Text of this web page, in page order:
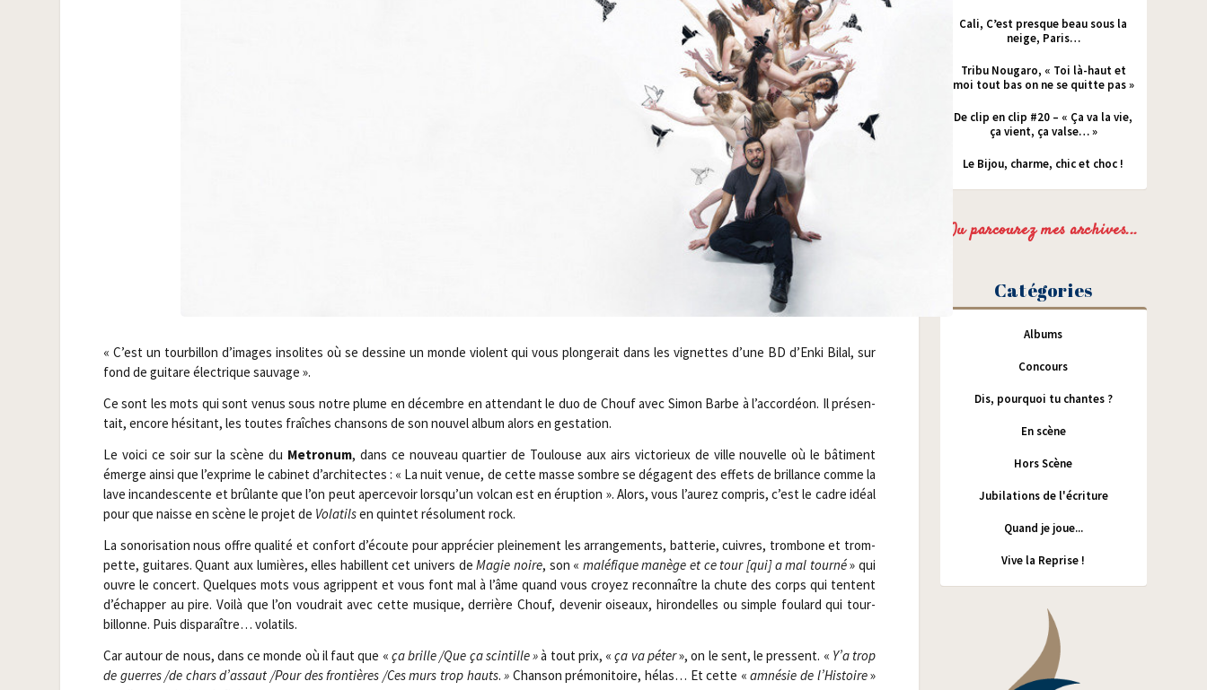
« C’est un tour­billon d’images inso­lites où se des­sine un monde violent qui vous plon­ge­rait dans les vignettes d’une BD d’Enki Bilal, sur
fond de gui­tare élec­trique sauvage ».
Ce sont les mots qui sont venus sous notre plume en décembre en atten­dant le duo de Chouf avec Simon Barbe à l’accordéon. Il pré­sen­
tait, encore hési­tant, les toutes fraîches chan­sons de son nou­vel album alors en gestation.
Le voi­ci ce soir sur la scène du Metro­num, dans ce nou­veau quar­tier de Tou­louse aux airs vic­to­rieux de ville nou­velle où le bâti­ment
émerge ain­si que l’exprime le cabi­net d’architectes : « La nuit venue, de cette masse sombre se dégagent des effets de brillance comme la
lave incan­des­cente et brû­lante que l’on peut aper­ce­voir lorsqu’un vol­can est en érup­tion ». Alors, vous l’aurez com­pris, c’est le cadre idéal
pour que naisse en scène le pro­jet de Vola­tilsen quin­tet réso­lu­ment rock.
La sono­ri­sa­tion nous offre qua­li­té et confort d’écoute pour appré­cier plei­ne­ment les arran­ge­ments, bat­te­rie, cuivres, trom­bone et trom­
pette, gui­tares. Quant aux lumières, elles habillent cet uni­vers deMagie noire, son « malé­fique manège et ce tour [qui] a mal tour­né» qui
ouvre le concert. Quelques mots vous agrippent et vous font mal à l’âme quand vous croyez recon­naître la chute des corps qui tentent
d’échapper au pire. Voi­là que l’on vou­drait avec cette musique, der­rière Chouf, deve­nir oiseaux, hiron­delles ou simple fou­lard qui tour­
billonne. Puis dis­pa­raître… volatils.
Car autour de nous, dans ce monde où il faut que « ça brille /​Que ça scin­tille »à tout prix, «ça va péter», on le sent, le pressent. « Y’a trop
de guerres /​de chars d’assaut /​Pour des fron­tières /​Ces murs trop hauts. » Chan­son pré­mo­ni­toire, hélas… Et cette «amné­sie de l’Histoire»
Cali, C’est presque beau sous la
neige, Paris…
Tribu Nougaro, « Toi là-haut et
moi tout bas on ne se quitte pas »
De clip en clip #20 – « Ça va la vie,
ça vient, ça valse… »
Le Bijou, charme, chic et choc !
Ou parcourez mes archives...
Catégories
Albums
Concours
Dis, pourquoi tu chantes ?
En scène
Hors Scène
Jubilations de l'écriture
Quand je joue...
Vive la Reprise !